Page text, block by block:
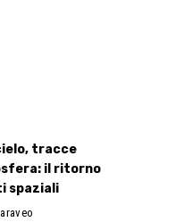
tracce
il ritorno
spaziali